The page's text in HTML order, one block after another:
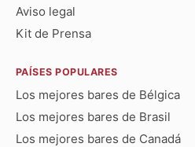
Aviso legal
Kit de Prensa
PAÍSES POPULARES
Los mejores bares de Bélgica
Los mejores bares de Brasil
Los mejores bares de Canadá